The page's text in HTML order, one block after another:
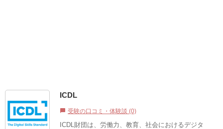
ICDL
chat_bubble 受験の口コミ・体験談 (0)
ICDL財団は、労働力、教育、社会におけるデジタ